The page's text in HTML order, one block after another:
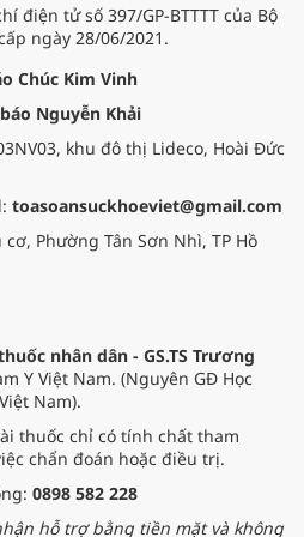
đem đến hơi ấm từ những phương
pháp Nam y thuần Việt, giúp xoa
dịu cơn đau và nâng cao sức khỏe
cho các cựu chiến binh trước sự
thay đổi đột ngột của thời tiết.
điện tử số 397/GP-BTTTT của Bộ
ngày 28/06/2021.
Chúc Kim Vinh
Nguyễn Khải
khu đô thị Lideco, Hoài Đức
toasoansuckhoeviet@gmail.com
cơ, Phường Tân Sơn Nhì, TP Hồ
nhân dân - GS.TS Trương
Y Việt Nam. (Nguyên GĐ Học
Nam).
thuốc chỉ có tính chất tham
chẩn đoán hoặc điều trị.
0898 582 228
hỗ trợ bằng tiền mặt và không